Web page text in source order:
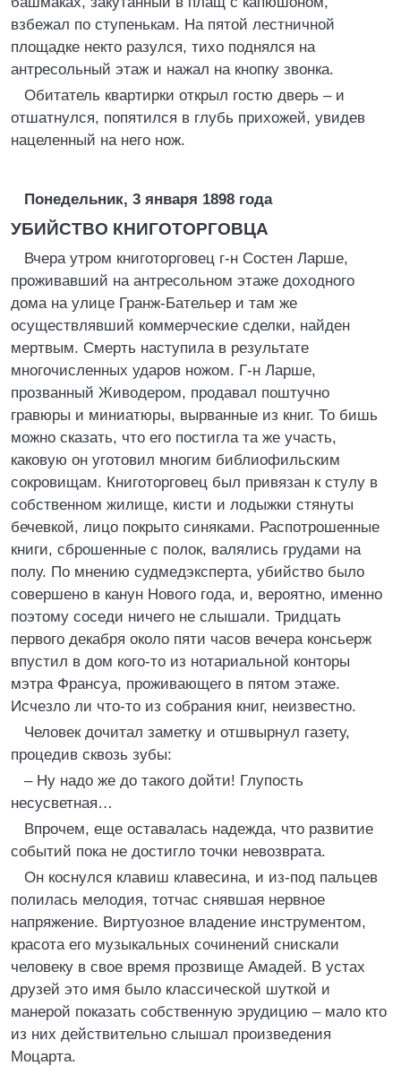
взбежал по ступенькам. На пятой лестничной
площадке некто разулся, тихо поднялся на
антресольный этаж и нажал на кнопку звонка.
Обитатель квартирки открыл гостю дверь – и
отшатнулся, попятился в глубь прихожей, увидев
нацеленный на него нож.
Понедельник, 3 января 1898 года
УБИЙСТВО КНИГОТОРГОВЦА
Вчера утром книготорговец г-н Состен Ларше,
проживавший на антресольном этаже доходного
дома на улице Гранж-Бательер и там же
осуществлявший коммерческие сделки, найден
мертвым. Смерть наступила в результате
многочисленных ударов ножом. Г-н Ларше,
прозванный Живодером, продавал поштучно
гравюры и миниатюры, вырванные из книг. То бишь
можно сказать, что его постигла та же участь,
каковую он уготовил многим библиофильским
сокровищам. Книготорговец был привязан к стулу в
собственном жилище, кисти и лодыжки стянуты
бечевкой, лицо покрыто синяками. Распотрошенные
книги, сброшенные с полок, валялись грудами на
полу. По мнению судмедэксперта, убийство было
совершено в канун Нового года, и, вероятно, именно
поэтому соседи ничего не слышали. Тридцать
первого декабря около пяти часов вечера консьерж
впустил в дом кого-то из нотариальной конторы
мэтра Франсуа, проживающего в пятом этаже.
Исчезло ли что-то из собрания книг, неизвестно.
Человек дочитал заметку и отшвырнул газету,
процедив сквозь зубы:
– Ну надо же до такого дойти! Глупость
несусветная…
Впрочем, еще оставалась надежда, что развитие
событий пока не достигло точки невозврата.
Он коснулся клавиш клавесина, и из-под пальцев
полилась мелодия, тотчас снявшая нервное
напряжение. Виртуозное владение инструментом,
красота его музыкальных сочинений снискали
человеку в свое время прозвище Амадей. В устах
друзей это имя было классической шуткой и
манерой показать собственную эрудицию – мало кто
из них действительно слышал произведения
Моцарта.